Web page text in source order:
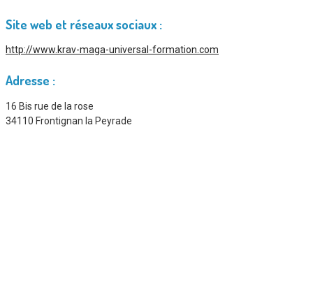
Site web et réseaux sociaux :
http://www.krav-maga-universal-formation.com
Adresse :
16 Bis rue de la rose
34110 Frontignan la Peyrade